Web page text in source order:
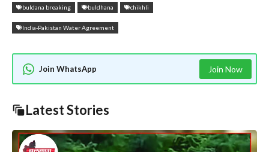
buldana breaking buldhana chikhli
India-Pakistan Water Agreement
Join WhatsApp Join Now
Latest Stories